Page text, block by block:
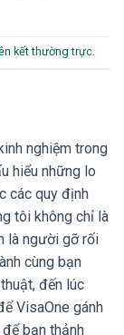
kết thường trực.
nghiệm trong
hiểu những lo
các quy định
tôi không chỉ là
là người gỡ rối
cùng bạn
đến lúc
VisaOne gánh
bạn thảnh